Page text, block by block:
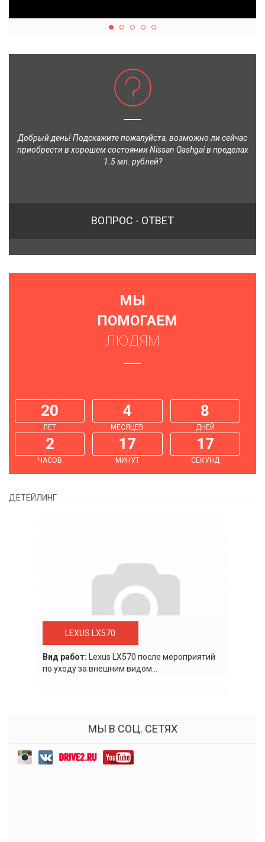
Добрый день! Подскажите пожалуйста, возможно ли сейчас
приобрести в хорошем состоянии Nissan Qashgai в пределах
1.5 мл. рублей?
ВОПРОС - ОТВЕТ
МЫ
ПОМОГАЕМ
ЛЮДЯМ
20
ЛЕТ
4
МЕСЯЦЕВ
8
ДНЕЙ
2
ЧАСОВ
17
МИНУТ
18
СЕКУНД
ДЕТЕЙЛИНГ
LEXUS LX570
Вид работ: Lexus LХ570 после мероприятий
по уходу за внешним видом...
МЫ В СОЦ. СЕТЯХ